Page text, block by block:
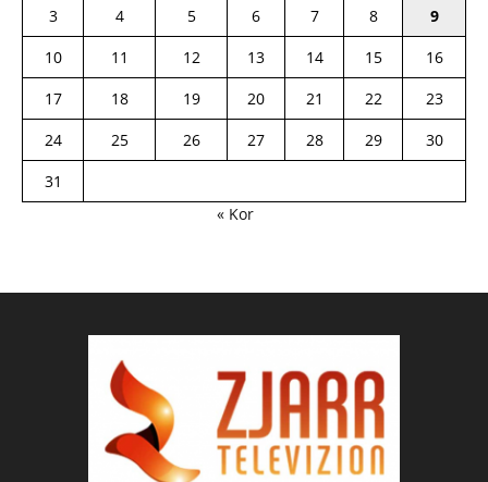
3
4 5 6 7 8
9
10
11 12 13 14 15
16
17
18 19 20 21 22
23
24
25 26 27 28 29
30
31
« Kor